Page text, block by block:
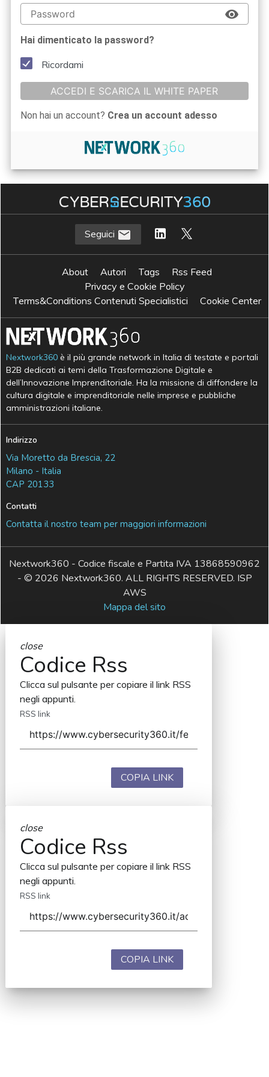
Hai dimenticato la password?
Ricordami
ACCEDI E SCARICA IL WHITE PAPER
Non hai un account? Crea un account adesso
Seguici
About Autori Tags
Rss Feed
Privacy e Cookie Policy
Terms&Conditions Contenuti Specialistici
Cookie Center
Nextwork360 è il più grande network in Italia di testate e portali
B2B dedicati ai temi della Trasformazione Digitale e
dell’Innovazione Imprenditoriale. Ha la missione di diffondere la
cultura digitale e imprenditoriale nelle imprese e pubbliche
amministrazioni italiane.
Indirizzo
Via Moretto da Brescia, 22
Milano - Italia
CAP 20133
Contatti
Contatta il nostro team per maggiori informazioni
Nextwork360 - Codice fiscale e Partita IVA 13868590962
- © 2026 Nextwork360. ALL RIGHTS RESERVED. ISP
AWS
Mappa del sito
close
Codice Rss
Clicca sul pulsante per copiare il link RSS
negli appunti.
RSS link
COPIA LINK
close
Codice Rss
Clicca sul pulsante per copiare il link RSS
negli appunti.
RSS link
COPIA LINK